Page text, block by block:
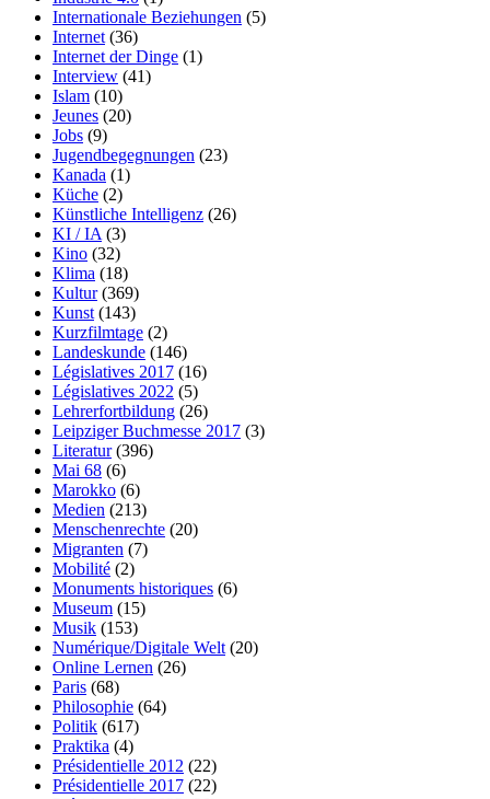
Internationale Beziehungen (5)
Internet (36)
Internet der Dinge (1)
Interview (41)
Islam (10)
Jeunes (20)
Jobs (9)
Jugendbegegnungen (23)
Kanada (1)
Küche (2)
Künstliche Intelligenz (26)
KI / IA (3)
Kino (32)
Klima (18)
Kultur(369)
Kunst (143)
Kurzfilmtage (2)
Landeskunde (146)
Législatives 2017 (16)
Législatives 2022 (5)
Lehrerfortbildung (26)
Leipziger Buchmesse 2017 (3)
Literatur(396)
Mai 68 (6)
Marokko (6)
Medien (213)
Menschenrechte (20)
Migranten (7)
Mobilité (2)
Monuments historiques (6)
Museum (15)
Musik (153)
Numérique/Digitale Welt (20)
Online Lernen (26)
Paris (68)
Philosophie (64)
Politik (617)
Praktika (4)
Présidentielle 2012 (22)
Présidentielle 2017 (22)